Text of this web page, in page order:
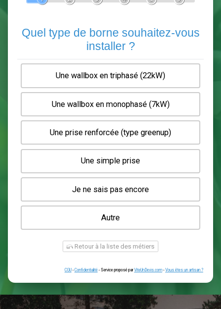
En 5 minutes, demandez3 devis comparatifs
Gratuit, sans pub et sans engagement.
2 3 6
Quel type de borne souhaitez-
installer ?
Une wallbox en triphasé (22kW)
Une wallbox en monophasé (7kW)
Une prise renforcée (type greenup)
Une simple prise
Je ne sais pas encore